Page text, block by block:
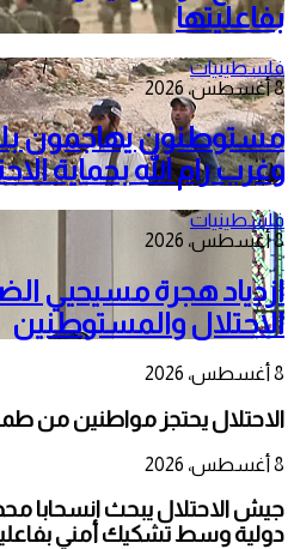
بفاعليتها
فلسطينيات
8 أغسطس، 2026
مستوطنون يهاجمون
وغرب رام الله بحماية
فلسطينيات
8 أغسطس، 2026
ازدياد هجرة مسيحيي
الاحتلال والمستوطنين
8 أغسطس، 2026
الاحتلال يحتجز مواطنين من
8 أغسطس، 2026
جيش الاحتلال يبحث انسحابا
دولية وسط تشكيك أمني